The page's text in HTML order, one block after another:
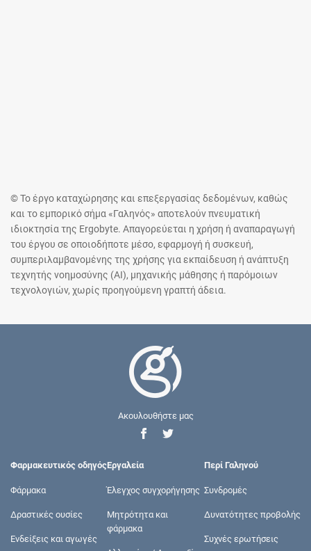
© Το έργο καταχώρησης και επεξεργασίας δεδομένων, καθώς
και το εμπορικό σήμα «Γαληνός» αποτελούν πνευματική
ιδιοκτησία της Ergobyte. Απαγορεύεται η χρήση ή αναπαραγωγή
του έργου σε οποιοδήποτε μέσο, εφαρμογή ή συσκευή,
συμπεριλαμβανομένης της χρήσης για εκπαίδευση ή ανάπτυξη
τεχνητής νοημοσύνης (AI), μηχανικής μάθησης ή παρόμοιων
τεχνολογιών, χωρίς προηγούμενη γραπτή άδεια.
Ακουλουθήστε μας
Φαρμακευτικός οδηγός
Φάρμακα
Δραστικές ουσίες
Ενδείξεις και αγωγές
Εργαλεία
Έλεγχος συγχορήγησης
Μητρότητα και
φάρμακα
Περί Γαληνού
Συνδρομές
Δυνατότητες προβολής
Συχνές ερωτήσεις